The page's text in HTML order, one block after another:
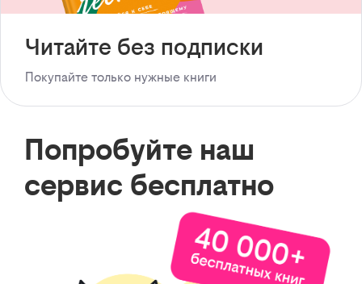
Читайте без подписки
Покупайте только нужные книги
Попробуйте наш
сервис бесплатно